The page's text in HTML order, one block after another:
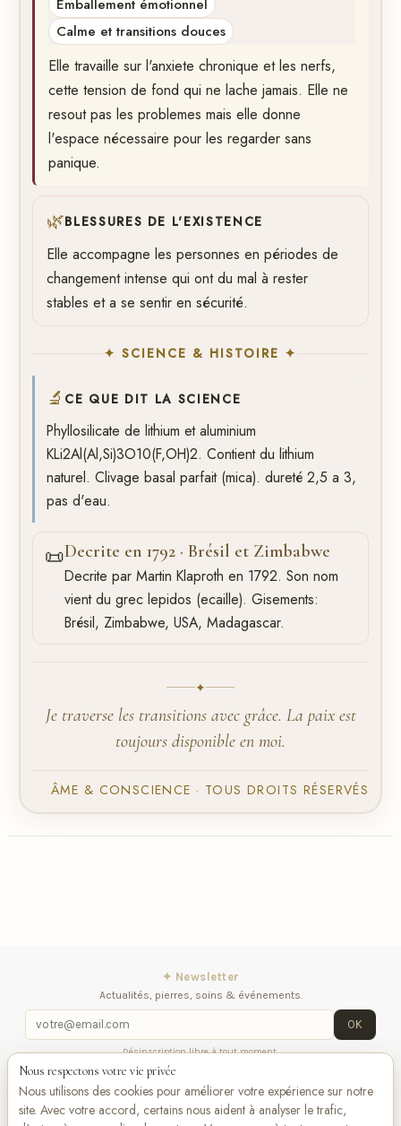
Emballement émotionnel
Calme et transitions douces
Elle travaille sur l'anxiete chronique et les nerfs,
cette tension de fond qui ne lache jamais. Elle ne
resout pas les problemes mais elle donne
l'espace nécessaire pour les regarder sans
panique.
🌿BLESSURES DE L'EXISTENCE
Elle accompagne les personnes en périodes de
changement intense qui ont du mal à rester
stables et a se sentir en sécurité.
✦ SCIENCE & HISTOIRE ✦
🔬 CE QUE DIT LA SCIENCE
Phyllosilicate de lithium et aluminium
KLi2Al(Al,Si)3O10(F,OH)2. Contient du lithium
naturel. Clivage basal parfait (mica). dureté 2,5 a 3,
pas d'eau.
📜Decrite en 1792 · Brésil et Zimbabwe
Decrite par Martin Klaproth en 1792. Son nom
vient du grec lepidos (ecaille). Gisements:
Brésil, Zimbabwe, USA, Madagascar.
✦
Je traverse les transitions avec grâce. La paix est
toujours disponible en moi.
ÂME & CONSCIENCE · TOUS DROITS RÉSERVÉS
✦ Newsletter
Actualités, pierres, soins & événements.
OK
Désinscription libre à tout moment.
Mentions légales
nous
Nous respectons votre vie privée
Nous utilisons des cookies pour améliorer votre expérience sur notre
site. Avec votre accord, certains nous aident à analyser le trafic,